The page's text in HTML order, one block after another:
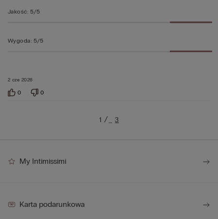
2 cze 2026
Jakość: 5/5
Wygoda: 5/5
0 0
1 … 3
My Intimissimi
Karta podarunkowa